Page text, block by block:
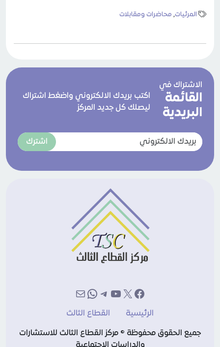
المرئيات, محاضرات ومقابلات
الاشتراك في
القائمة
البريدية
اكتب بريدك الالكتروني واضغط اشتراك
ليصلك كل جديد المركز
اشترك
فيسبوك
إكسيوتيوب
تيليجرام
واتساب
بريد
الرئيسية
القطاع الثالث
جميع الحقوق محفوظة © مركز القطاع الثالث للاستشارات